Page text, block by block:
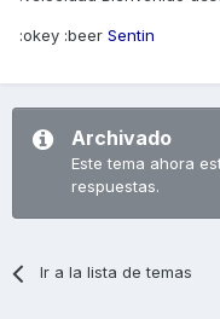
:okey :beer Sentin
Archivado
Este tema ahora
respuestas.
Ir a la lista de temas